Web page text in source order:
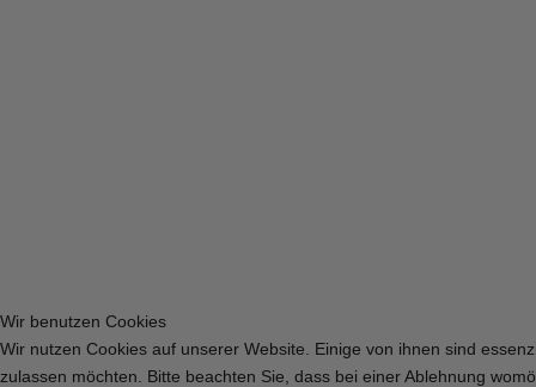
Wir benutzen Cookies
Wir nutzen Cookies auf unserer Website. Einige von ihnen sind
zulassen möchten. Bitte beachten Sie, dass bei einer Ablehnung